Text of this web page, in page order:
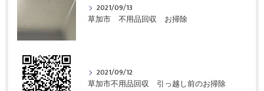
2021/09/13
草加市 不用品回収 お掃除
2021/09/12
草加市不用品回収 引っ越し前のお掃除